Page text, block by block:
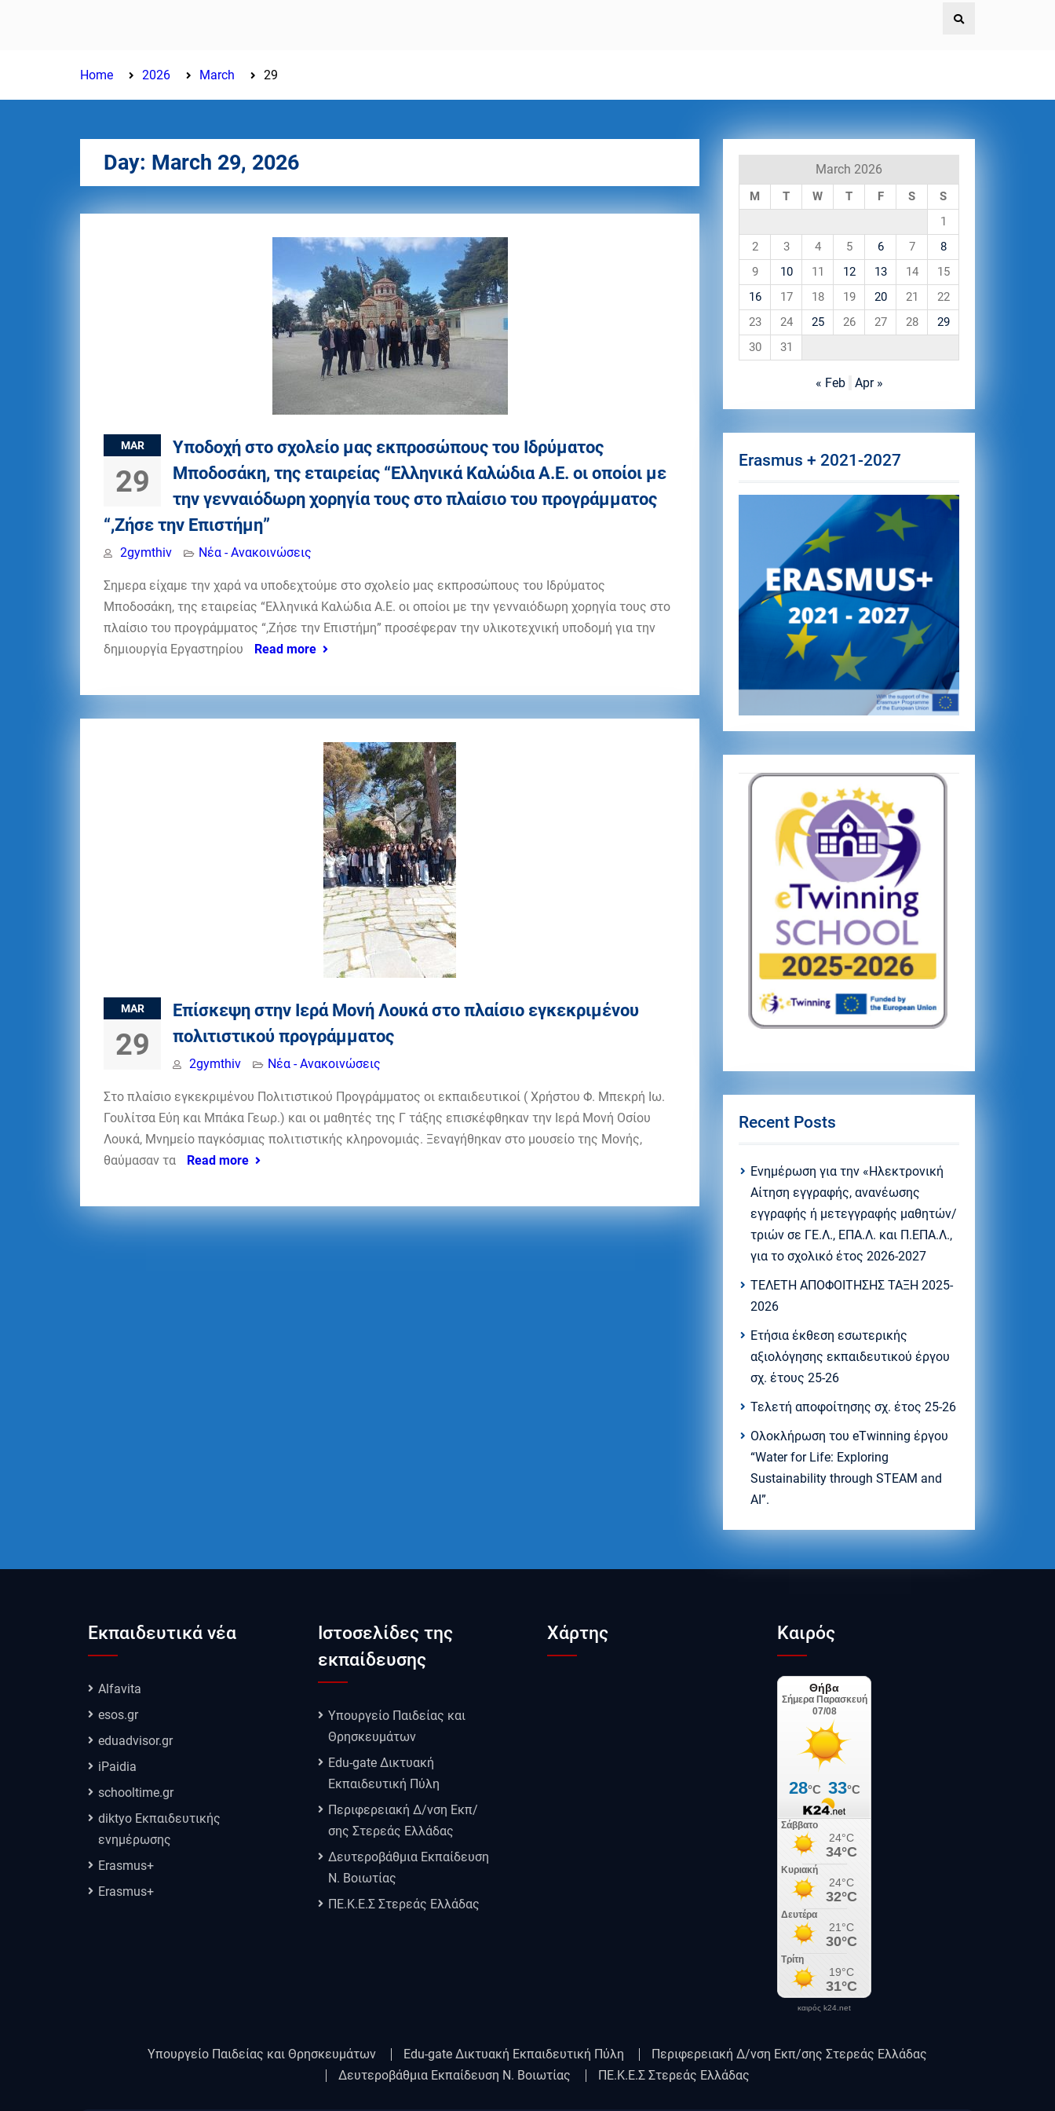
Home 2026 March 29
Day: March 29, 2026
MAR
29
Υποδοχή στο σχολείο μας εκπροσώπους του Ιδρύματος
Μποδοσάκη, της εταιρείας “Ελληνικά Καλώδια Α.Ε. οι οποίοι με
την γενναιόδωρη χορηγία τους στο πλαίσιο του προγράμματος
“,Ζήσε την Επιστήμη”
2gymthiv Νέα - Ανακοινώσεις
Σημερα είχαμε την χαρά να υποδεχτούμε στο σχολείο μας εκπροσώπους του Ιδρύματος
Μποδοσάκη, της εταιρείας “Ελληνικά Καλώδια Α.Ε. οι οποίοι με την γενναιόδωρη χορηγία τους στο
πλαίσιο του προγράμματος “,Ζήσε την Επιστήμη” προσέφεραν την υλικοτεχνική υποδομή για την
δημιουργία Εργαστηρίου
Read more
MAR
29
Επίσκεψη στην Ιερά Μονή Λουκά στο πλαίσιο εγκεκριμένου
πολιτιστικού προγράμματος
2gymthiv Νέα - Ανακοινώσεις
Στο πλαίσιο εγκεκριμένου Πολιτιστικού Προγράμματος οι εκπαιδευτικοί ( Χρήστου Φ. Μπεκρή Ιω.
Γουλίτσα Εύη και Μπάκα Γεωρ.) και οι μαθητές της Γ τάξης επισκέφθηκαν την Ιερά Μονή Οσίου
Λουκά, Μνημείο παγκόσμιας πολιτιστικής κληρονομιάς. Ξεναγήθηκαν στο μουσείο της Μονής,
θαύμασαν τα
Read more
March 2026
M T W T F S
S
1
2
3 4 5 6 7
8
9
10 11 12 13 14
15
16
17 18 19 20 21
22
23
24 25 26 27 28
29
30
31
« Feb Apr »
Erasmus + 2021-2027
Recent Posts
Eνημέρωση για την «Ηλεκτρονική
Αίτηση εγγραφής, ανανέωσης
εγγραφής ή μετεγγραφής μαθητών/
τριών σε ΓΕ.Λ., ΕΠΑ.Λ. και Π.ΕΠΑ.Λ.,
για το σχολικό έτος 2026-2027
ΤΕΛΕΤΗ ΑΠΟΦΟΙΤΗΣΗΣ ΤΑΞΗ 2025-
2026
Ετήσια έκθεση εσωτερικής
αξιολόγησης εκπαιδευτικού έργου
σχ. έτους 25-26
Τελετή αποφοίτησης σχ. έτος 25-26
Ολοκλήρωση του eTwinning έργου
“Water for Life: Exploring
Sustainability through STEAM and
AI”.
Εκπαιδευτικά νέα
Alfavita
esos.gr
eduadvisor.gr
iPaidia
schooltime.gr
diktyo Εκπαιδευτικής
ενημέρωσης
Erasmus+
Erasmus+
Ιστοσελίδες της
εκπαίδευσης
Υπουργείο Παιδείας και
Θρησκευμάτων
Edu-gate Δικτυακή
Εκπαιδευτική Πύλη
Περιφερειακή Δ/νση Εκπ/
σης Στερεάς Ελλάδας
Δευτεροβάθμια Εκπαίδευση
Ν. Βοιωτίας
ΠΕ.Κ.Ε.Σ Στερεάς Ελλάδας
Χάρτης Καιρός
καιρός k24.net
Υπουργείο Παιδείας και Θρησκευμάτων Edu-gate Δικτυακή Εκπαιδευτική Πύλη
Περιφερειακή Δ/νση Εκπ/σης Στερεάς Ελλάδας
Δευτεροβάθμια Εκπαίδευση Ν. Βοιωτίας
ΠΕ.Κ.Ε.Σ Στερεάς Ελλάδας